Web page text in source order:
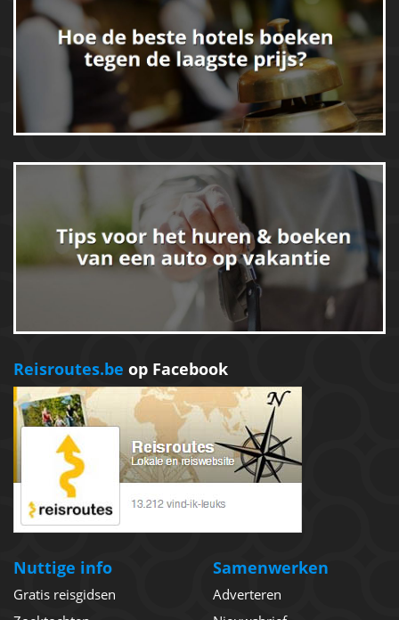
Reisroutes.be op Facebook
Nuttige info
Gratis reisgidsen
Samenwerken
Adverteren